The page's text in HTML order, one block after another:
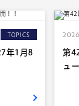
TOPICS
年1月8
第
ュ